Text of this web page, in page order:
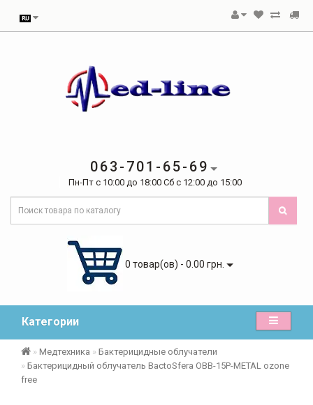
063-701-65-69
Пн-Пт с 10:00 до 18:00 Сб с 12:00 до 15:00
0 товар(ов) - 0.00 грн.
Категории
Медтехника
Бактерицидные облучатели
Бактерицидный облучатель BactoSfera ОBB-15P-METAL ozone
free